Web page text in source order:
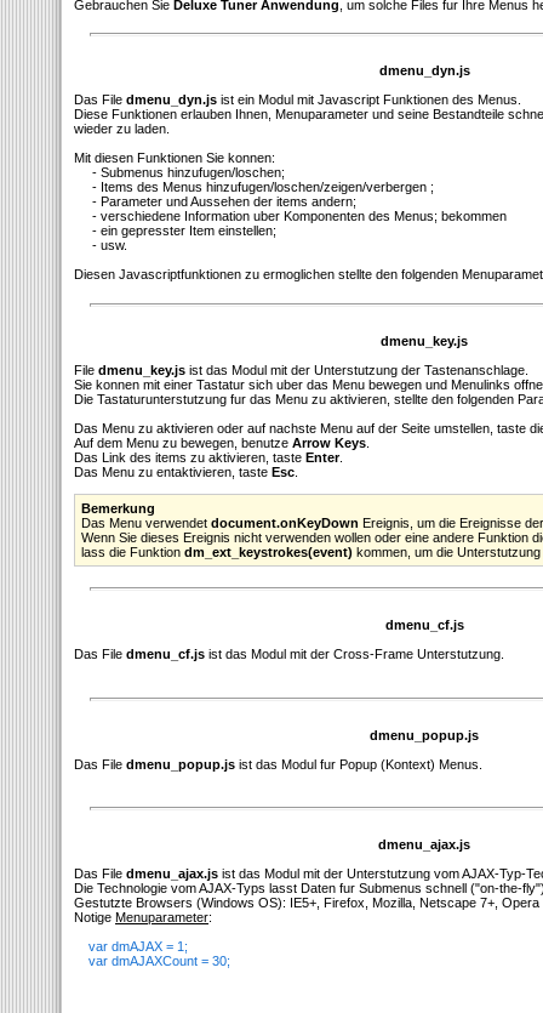
Gebrauchen Sie Deluxe Tuner Anwendung , um solche Files fur Ihre Menus
dmenu_dyn.js
Das File dmenu_dyn.js ist ein Modul mit Javascript Funktionen des Menus.
Diese Funktionen erlauben Ihnen, Menuparameter und seine Bestandteile
wieder zu laden.
Mit diesen Funktionen Sie konnen:
- Submenus hinzufugen/loschen;
- Items des Menus hinzufugen/loschen/zeigen/verbergen ;
- Parameter und Aussehen der items andern;
- verschiedene Information uber Komponenten des Menus; bekommen
- ein gepresster Item einstellen;
- usw.
Diesen Javascriptfunktionen zu ermoglichen stellte den folgenden
dmenu_key.js
File dmenu_key.js ist das Modul mit der Unterstutzung der Tastenanschlage.
Sie konnen mit einer Tastatur sich uber das Menu bewegen und Menulinks
Die Tastaturunterstutzung fur das Menu zu aktivieren, stellte den folgenden
Das Menu zu aktivieren oder auf nachste Menu auf der Seite umstellen, taste
Auf dem Menu zu bewegen, benutze Arrow Keys
Das Link des items zu aktivieren, taste Enter.
Das Menu zu entaktivieren, taste Esc
Bemerkung
Das Menu verwendet document.onKeyDown Ereignis, um die Ereignisse
Wenn Sie dieses Ereignis nicht verwenden wollen oder eine andere Funktion
lass die Funktion dm_ext_keystrokes(event) kommen, um die
dmenu_cf.js
Das File dmenu_cf.js ist das Modul mit der Cross-Frame Unterstutzung.
dmenu_popup.js
Das File dmenu_popup.js ist das Modul fur Popup (Kontext) Menus.
dmenu_ajax.js
Das File dmenu_ajax.js ist das Modul mit der Unterstutzung vom AJAX-Typ-
Die Technologie vom AJAX-Typs lasst Daten fur Submenus schnell ("on-the-
Gestutzte Browsers (Windows OS): IE5+, Firefox, Mozilla, Netscape 7+, Opera
Notige Menuparameter:
var dmAJAX = 1;
var dmAJAXCount = 30;